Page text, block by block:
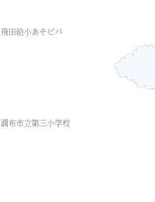
飛田給小あそビバ
調布市立第三小学校